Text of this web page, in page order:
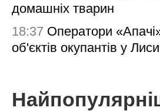
домашніх тварин
18:37 Оператори
об'єктів окупантів у